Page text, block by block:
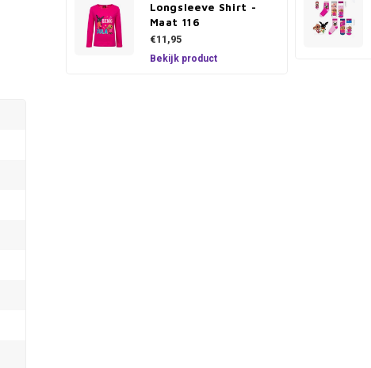
Longsleeve Shirt -
Maat 116
€11,95
Bekijk product